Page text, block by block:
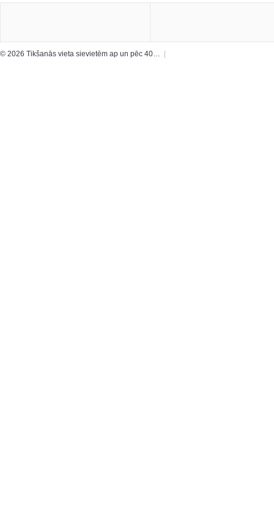
© 2026 Tikšanās vieta sievietēm ap un pēc 40…